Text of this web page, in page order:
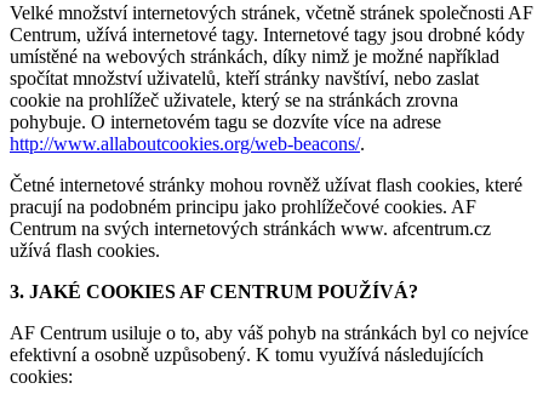
Velké množství internetových stránek, včetně stránek společnosti AF
Centrum, užívá internetové tagy. Internetové tagy jsou drobné kódy
umístěné na webových stránkách, díky nimž je možné například
spočítat množství uživatelů, kteří stránky navštíví, nebo zaslat
cookie na prohlížeč uživatele, který se na stránkách zrovna
pohybuje. O internetovém tagu se dozvíte více na adrese
http://www.allaboutcookies.org/web-beacons/.
Četné internetové stránky mohou rovněž užívat flash cookies, které
pracují na podobném principu jako prohlížečové cookies. AF
Centrum na svých internetových stránkách www. afcentrum.cz
užívá flash cookies.
3. JAKÉ COOKIES AF CENTRUM POUŽÍVÁ?
AF Centrum usiluje o to, aby váš pohyb na stránkách byl co nejvíce
efektivní a osobně uzpůsobený. K tomu využívá následujících
cookies: